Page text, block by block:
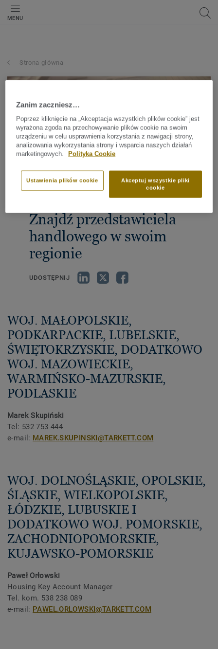
MENU
Strona główna
Znajdź przedstawiciela
handlowego w swoim
regionie
UDOSTĘPNIJ
WOJ. MAŁOPOLSKIE,
PODKARPACKIE, LUBELSKIE,
ŚWIĘTOKRZYSKIE, DODATKOWO
WOJ. MAZOWIECKIE,
WARMIŃSKO-MAZURSKIE,
PODLASKIE
Marek Skupiński
Tel: 532 753 444
e-mail: MAREK.SKUPINSKI@TARKETT.COM
WOJ. DOLNOŚLĄSKIE, OPOLSKIE,
ŚLĄSKIE, WIELKOPOLSKIE,
ŁÓDZKIE, LUBUSKIE I
DODATKOWO WOJ. POMORSKIE,
ZACHODNIOPOMORSKIE,
KUJAWSKO-POMORSKIE
Paweł Orłowski
Housing Key Account Manager
Tel. kom. 538 238 089
e-mail: PAWEL.ORLOWSKI@TARKETT.COM
Zanim zaczniesz…
Poprzez kliknięcie na „Akceptacja wszystkich plików cookie” jest
wyrażona zgoda na przechowywanie plików cookie na swoim
urządzeniu w celu usprawnienia korzystania z nawigacji strony,
analizowania wykorzystania strony i wsparcia naszych działań
marketingowych.
Polityka Cookie
Akceptuj wszystkie pliki
cookie
Ustawienia plików cookie